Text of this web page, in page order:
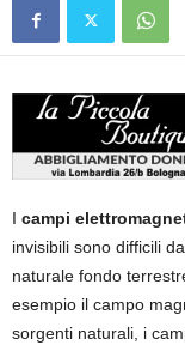
I campi
invisibili sono difficili
naturale fondo
esempio il campo
sorgenti naturali, i